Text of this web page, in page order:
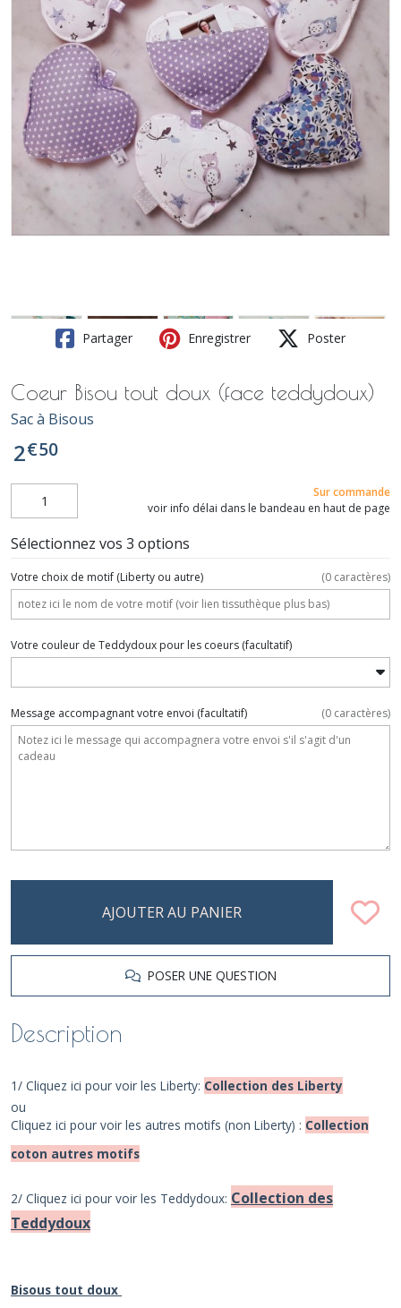
Partager Enregistrer Poster
Coeur Bisou tout doux (face teddydoux)
Sac à Bisous
2€50
Sur commande
voir info délai dans le bandeau en haut de page
Sélectionnez vos 3 options
Votre choix de motif (Liberty ou autre) (0 caractères)
Votre couleur de Teddydoux pour les coeurs (facultatif)
Message accompagnant votre envoi (facultatif) (0 caractères)
AJOUTER AU PANIER
POSER UNE QUESTION
Description
1/ Cliquez ici pour voir les Liberty: Collection des Liberty
ou
Cliquez ici pour voir les autres motifs (non Liberty) : Collection
coton autres motifs
2/ Cliquez ici pour voir les Teddydoux: Collection des
Teddydoux
Bisous tout doux